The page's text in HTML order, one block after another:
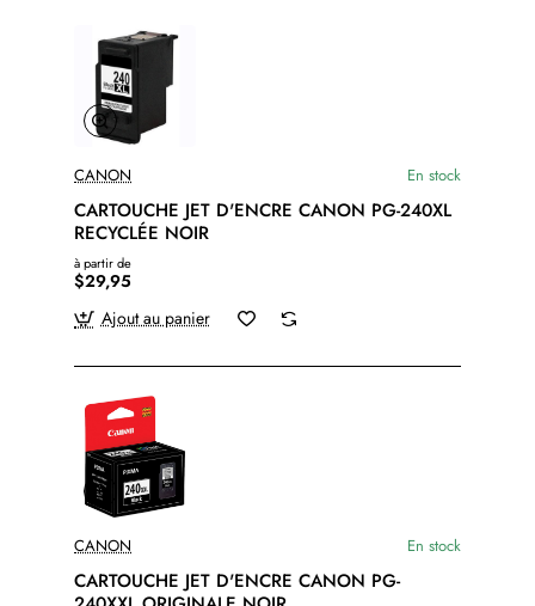
CANON En stock
CARTOUCHE JET D'ENCRE CANON PG-240XL
RECYCLÉE NOIR
à partir de
$29,95
Ajout au panier
CANON En stock
CARTOUCHE JET D'ENCRE CANON PG-